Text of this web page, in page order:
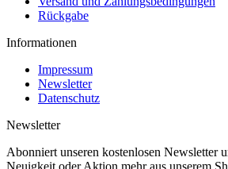
Rückgabe
Informationen
Impressum
Newsletter
Datenschutz
Newsletter
Abonniert unseren kostenlosen Newsletter
Neuigkeit oder Aktion mehr aus unserem